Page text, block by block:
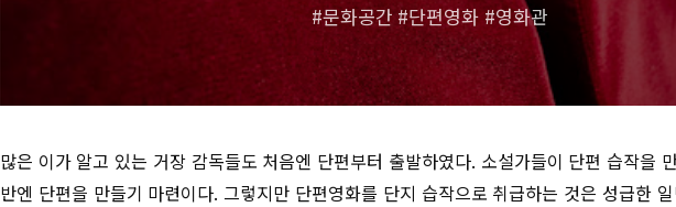
문화공간 단편영화 영화관
많은 이가 알고 있는 거장 감독들도 처음엔 단편부터 출발하였다. 소설가들이 단편 습작을
반엔 단편을 만들기 마련이다. 그렇지만 단편영화를 단지 습작으로 취급하는 것은 성급한